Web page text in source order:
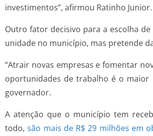
investimentos”, afirmou Ratinho Junior.
Outro fator decisivo para a escolha
unidade no município, mas pretende
“Atrair novas empresas e fomentar
oportunidades de trabalho é o maior
governador.
A atenção que o município tem
todo,são mais de R$ 29 milhões em